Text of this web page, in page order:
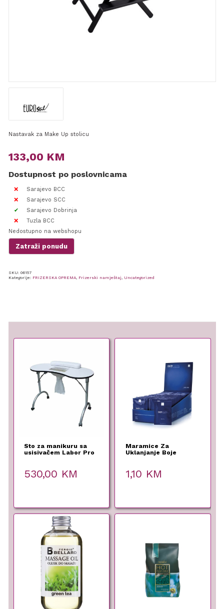
Nastavak za Make Up stolicu
133,00 KM
Dostupnost po poslovnicama
Sarajevo BCC
Sarajevo SCC
Sarajevo Dobrinja
Tuzla BCC
Nedostupno na webshopu
Zatraži ponudu
SKU: 06157
Kategorije: FRIZERSKA OPREMA, Frizerski namještaj, Uncategorized
Sto za manikuru sa
usisivačem Labor Pro
530,00 KM
Maramice Za
Uklanjanje Boje
1,10 KM